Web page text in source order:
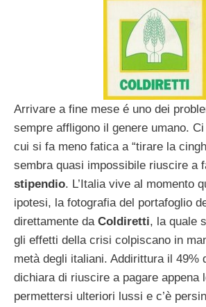
Arrivare a fine mese é uno dei
sempre affligono il genere umano.
cui si fa meno fatica a “tirare la
sembra quasi impossibile riuscire a
stipendio. L’Italia vive al momento
ipotesi, la fotografia del portafoglio
direttamente da Coldiretti, la quale
gli effetti della crisi colpiscano in
metà degli italiani. Addirittura il 49%
dichiara di riuscire a pagare appena
permettersi ulteriori lussi e c’è